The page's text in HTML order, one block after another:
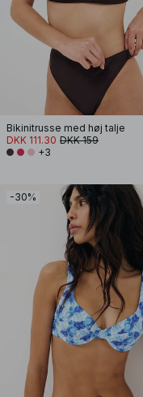
Bikinitrusse med høj talje
DKK 111.30 DKK 159
+3
-30%